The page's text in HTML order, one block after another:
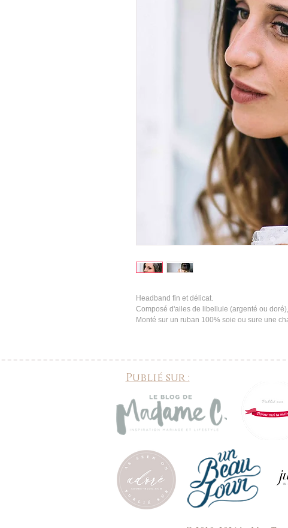
Headband fin et délicat.
Composé d'ailes de libellule (argenté ou
Monté sur un ruban 100% soie ou sure une
Publié sur :